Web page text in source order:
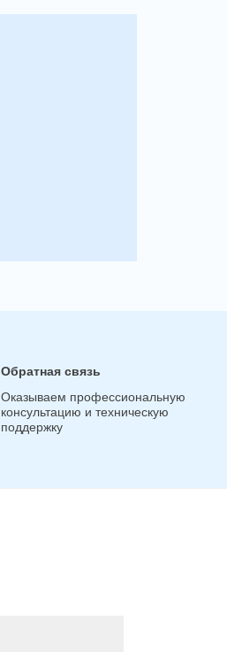
Обратная связь
Оказываем профессиональную
консультацию и техническую
поддержку